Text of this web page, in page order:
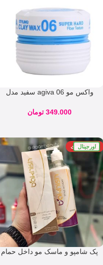
واکس مو agiva 06 سفید مدل
349.000 تومان
اورجینال
اتمام موجودی
پک شامپو و ماسک مو داخل حمام